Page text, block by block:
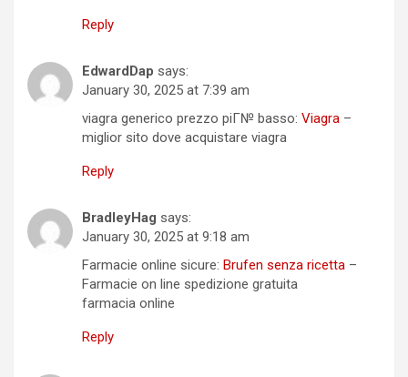
Reply
EdwardDap says:
January 30, 2025 at 7:39 am
viagra generico prezzo piГ№ basso: Viagra –
miglior sito dove acquistare viagra
Reply
BradleyHag says:
January 30, 2025 at 9:18 am
Farmacie online sicure: Brufen senza ricetta –
Farmacie on line spedizione gratuita
farmacia online
Reply